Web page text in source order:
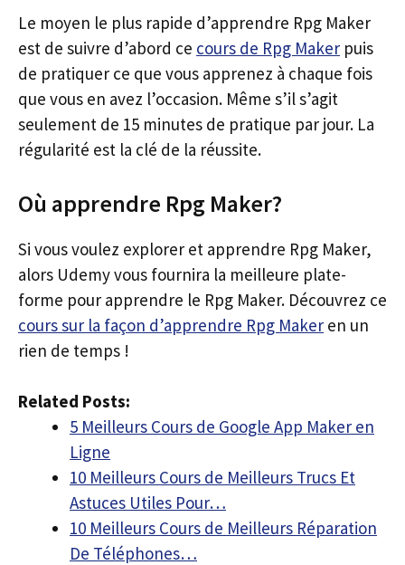
Le moyen le plus rapide d’apprendre Rpg Maker
est de suivre d’abord ce cours de Rpg Maker puis
de pratiquer ce que vous apprenez à chaque fois
que vous en avez l’occasion. Même s’il s’agit
seulement de 15 minutes de pratique par jour. La
régularité est la clé de la réussite.
Où apprendre Rpg Maker?
Si vous voulez explorer et apprendre Rpg Maker,
alors Udemy vous fournira la meilleure plate-
forme pour apprendre le Rpg Maker. Découvrez ce
cours sur la façon d’apprendre Rpg Maker en un
rien de temps !
Related Posts:
5 Meilleurs Cours de Google App Maker en
Ligne
10 Meilleurs Cours de Meilleurs Trucs Et
Astuces Utiles Pour…
10 Meilleurs Cours de Meilleurs Réparation
De Téléphones…